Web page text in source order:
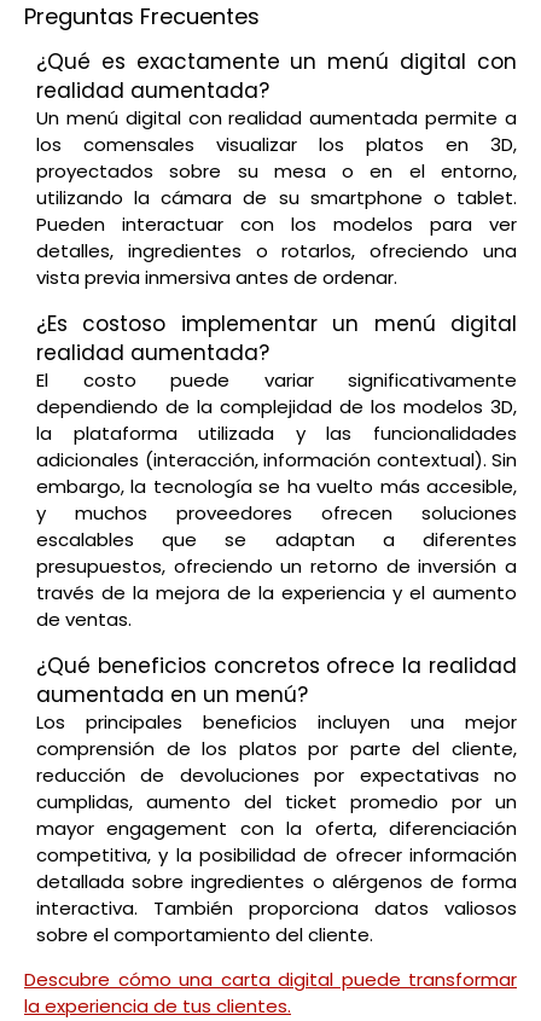
Preguntas Frecuentes
¿Qué es exactamente un menú digital con
realidad aumentada?
Un menú digital con realidad aumentada permite a
los comensales visualizar los platos en 3D,
proyectados sobre su mesa o en el entorno,
utilizando la cámara de su smartphone o tablet.
Pueden interactuar con los modelos para ver
detalles, ingredientes o rotarlos, ofreciendo una
vista previa inmersiva antes de ordenar.
¿Es costoso implementar un menú digital
realidad aumentada?
El costo puede variar significativamente
dependiendo de la complejidad de los modelos 3D,
la plataforma utilizada y las funcionalidades
adicionales (interacción, información contextual). Sin
embargo, la tecnología se ha vuelto más accesible,
y muchos proveedores ofrecen soluciones
escalables que se adaptan a diferentes
presupuestos, ofreciendo un retorno de inversión a
través de la mejora de la experiencia y el aumento
de ventas.
¿Qué beneficios concretos ofrece la realidad
aumentada en un menú?
Los principales beneficios incluyen una mejor
comprensión de los platos por parte del cliente,
reducción de devoluciones por expectativas no
cumplidas, aumento del ticket promedio por un
mayor engagement con la oferta, diferenciación
competitiva, y la posibilidad de ofrecer información
detallada sobre ingredientes o alérgenos de forma
interactiva. También proporciona datos valiosos
sobre el comportamiento del cliente.
Descubre cómo una carta digital puede transformar
la experiencia de tus clientes.